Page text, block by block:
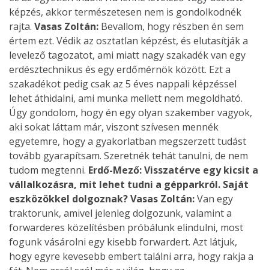
képzés, akkor természetesen nem is gondolkodnék
rajta. Vasas Zoltán: Bevallom, hogy részben én sem
értem ezt. Védik az osztatlan képzést, és elutasítják a
levelező tagozatot, ami miatt nagy szakadék van egy
erdésztechnikus és egy erdőmérnök között. Ezt a
szakadékot pedig csak az 5 éves nappali képzéssel
lehet áthidalni, ami munka mellett nem megoldható.
Úgy gondolom, hogy én egy olyan szakember vagyok,
aki sokat láttam már, viszont szívesen mennék
egyetemre, hogy a gyakorlatban megszerzett tudást
tovább gyarapítsam. Szeretnék tehát tanulni, de nem
tudom megtenni. Erdő-Mező: Visszatérve egy kicsit a
vállalkozásra, mit lehet tudni a gépparkról. Saját
eszközökkel dolgoznak?Vasas Zoltán:Van egy
traktorunk, amivel jelenleg dolgozunk, valamint a
forwarderes közelítésben próbálunk elindulni, most
fogunk vásárolni egy kisebb forwardert. Azt látjuk,
hogy egyre kevesebb embert találni arra, hogy rakja a